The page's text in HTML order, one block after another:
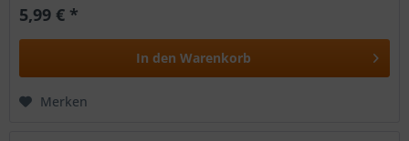
5,99 € *
In den Warenkorb
Merken